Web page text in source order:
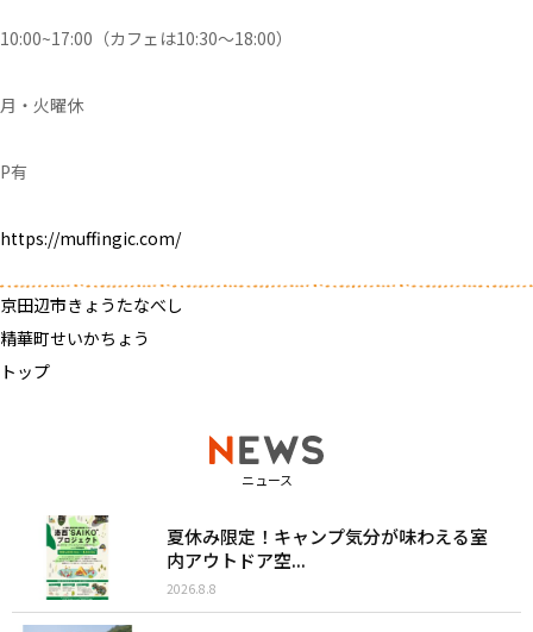
10:00~17:00（カフェは10:30～18:00）
月・火曜休
P有
https://muffingic.com/
京田辺市きょうたなべし
精華町せいかちょう
トップ
ニュース
夏休み限定！キャンプ気分が味わえる室
内アウトドア空...
2026.8.8